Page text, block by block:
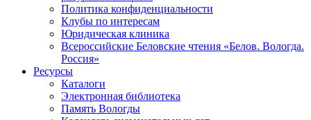
Политика конфиденциальности
Клубы по интересам
Юридическая клиника
Всероссийские Беловские чтения «Белов. Вологда.
Россия»
Ресурсы
Каталоги
Электронная библиотека
Память Вологды